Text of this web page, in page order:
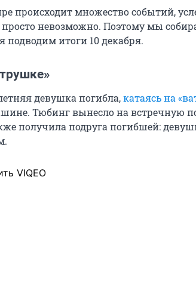
происходит множество событий,
невозможно. Поэтому мы
подводим итоги 10 декабря.
девушка погибла,катаясь на
Тюбинг вынесло на встречную
получила подруга погибшей:
VIQEO